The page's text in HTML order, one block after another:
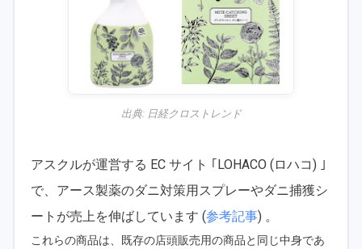
出典: 日経クロストレンド
アスクルが運営する EC サイト ｢LOHACO (ロハコ) ｣
で、アース製薬のダニ対策用スプレーやダニ捕獲シ
ートが売上を伸ばしています (参考記事) 。
これらの商品は、既存の店頭販売用の商品と同じ中身であ